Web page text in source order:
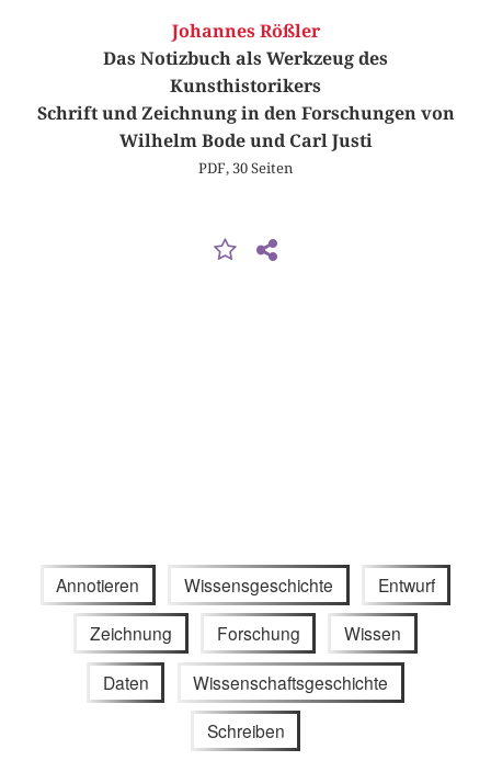
Johannes Rößler
Das Notizbuch als Werkzeug des
Kunsthistorikers
Schrift und Zeichnung in den Forschungen von
Wilhelm Bode und Carl Justi
PDF, 30 Seiten
Annotieren Wissensgeschichte Entwurf
Zeichnung Forschung Wissen
Daten Wissenschaftsgeschichte
Schreiben